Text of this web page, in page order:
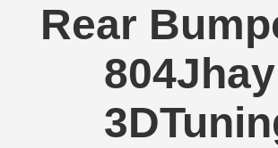
Rear